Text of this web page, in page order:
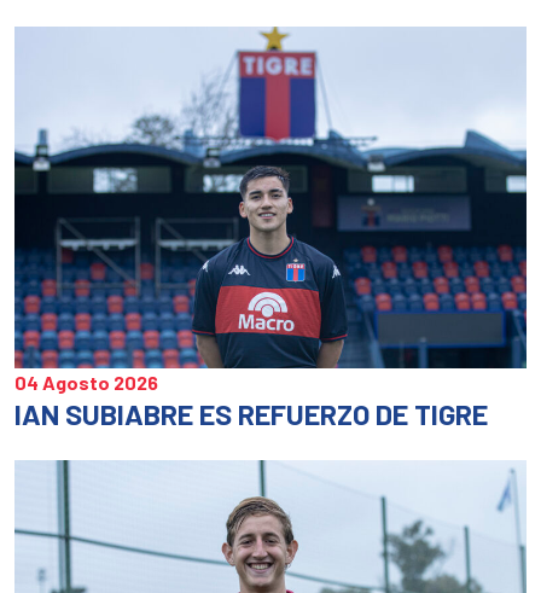
04 Agosto 2026
IAN SUBIABRE ES REFUERZO DE TIGRE